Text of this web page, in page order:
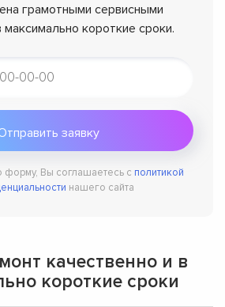
грамотными сервисными
короткие сроки.
форму, Вы соглашаетесь с политикой
нашего сайта
качественно и в
короткие сроки